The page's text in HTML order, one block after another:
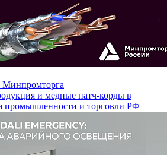
Минпромторга
и медные патч-корды в
промышленности и торговли РФ